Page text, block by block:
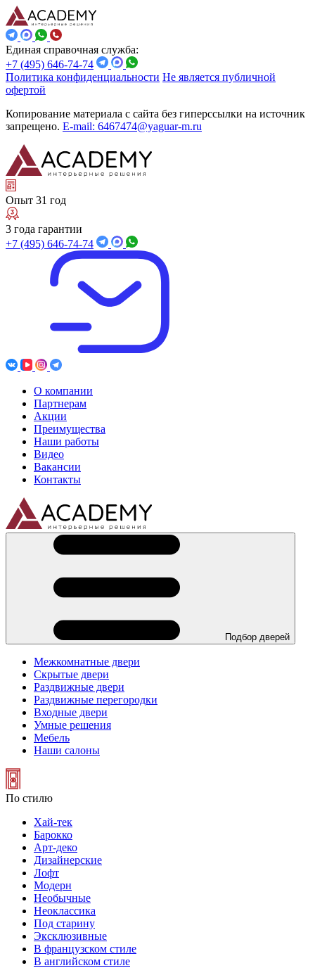
Единая справочная служба:
+7 (495) 646-74-74
Политика конфиденциальности Не является публичной
офертой
Копирование материала с сайта без гиперссылки на источник
запрещено. E-mail: 6467474@yaguar-m.ru
Опыт 31 год
3 года гарантии
+7 (495) 646-74-74
О компании
Партнерам
Акции
Преимущества
Наши работы
Видео
Вакансии
Контакты
Подбор дверей
Межкомнатные двери
Скрытые двери
Раздвижные двери
Раздвижные перегородки
Входные двери
Умные решения
Мебель
Наши салоны
По стилю
Хай-тек
Барокко
Арт-деко
Дизайнерские
Лофт
Модерн
Необычные
Неоклассика
Под старину
Эксклюзивные
В французском стиле
В английском стиле